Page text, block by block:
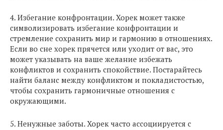
4. Избегание конфронтации. Хорек может также
символизировать избегание конфронтации и
стремление сохранить мир и гармонию в отношениях.
Если во сне хорек прячется или уходит от вас, это
может указывать на ваше желание избежать
конфликтов и сохранить спокойствие. Постарайтесь
найти баланс между конфликтом и покладистостью,
чтобы сохранить гармоничные отношения с
окружающими.
5. Ненужные заботы. Хорек часто ассоциируется с